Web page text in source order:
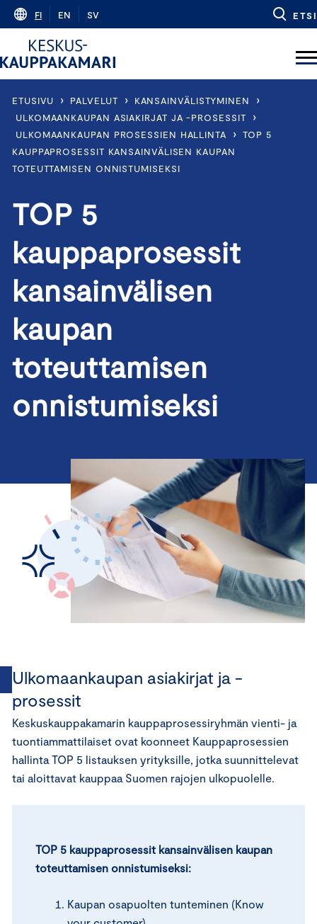
Skip
content
FI EN SV ETSI
ETUSIVU › PALVELUT › KANSAINVÄLISTYMINEN ›
ULKOMAANKAUPAN ASIAKIRJAT JA -PROSESSIT ›
ULKOMAANKAUPAN PROSESSIEN HALLINTA › TOP 5
KAUPPAPROSESSIT KANSAINVÄLISEN KAUPAN
TOTEUTTAMISEN ONNISTUMISEKSI
TOP 5
kauppaprosessit
kansainvälisen
kaupan
toteuttamisen
onnistumiseksi
Ulkomaankaupan asiakirjat ja -
prosessit
Keskuskauppakamarin kauppaprosessiryhmän vienti- ja
tuontiammattilaiset ovat koonneet Kauppaprosessien
hallinta TOP 5 listauksen yrityksille, jotka suunnittelevat
tai aloittavat kauppaa Suomen rajojen ulkopuolelle.
TOP 5 kauppaprosessit kansainvälisen kaupan
toteuttamisen onnistumiseksi:
Kaupan osapuolten tunteminen (Know